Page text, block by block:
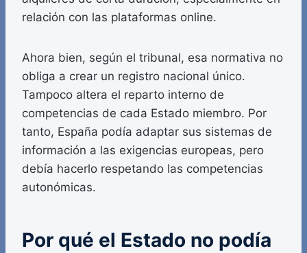
relación con las plataformas online.
Ahora bien, según el tribunal, esa normativa no
obliga a crear un registro nacional único.
Tampoco altera el reparto interno de
competencias de cada Estado miembro. Por
tanto, España podía adaptar sus sistemas de
información a las exigencias europeas, pero
debía hacerlo respetando las competencias
autonómicas.
Por qué el Estado no podía